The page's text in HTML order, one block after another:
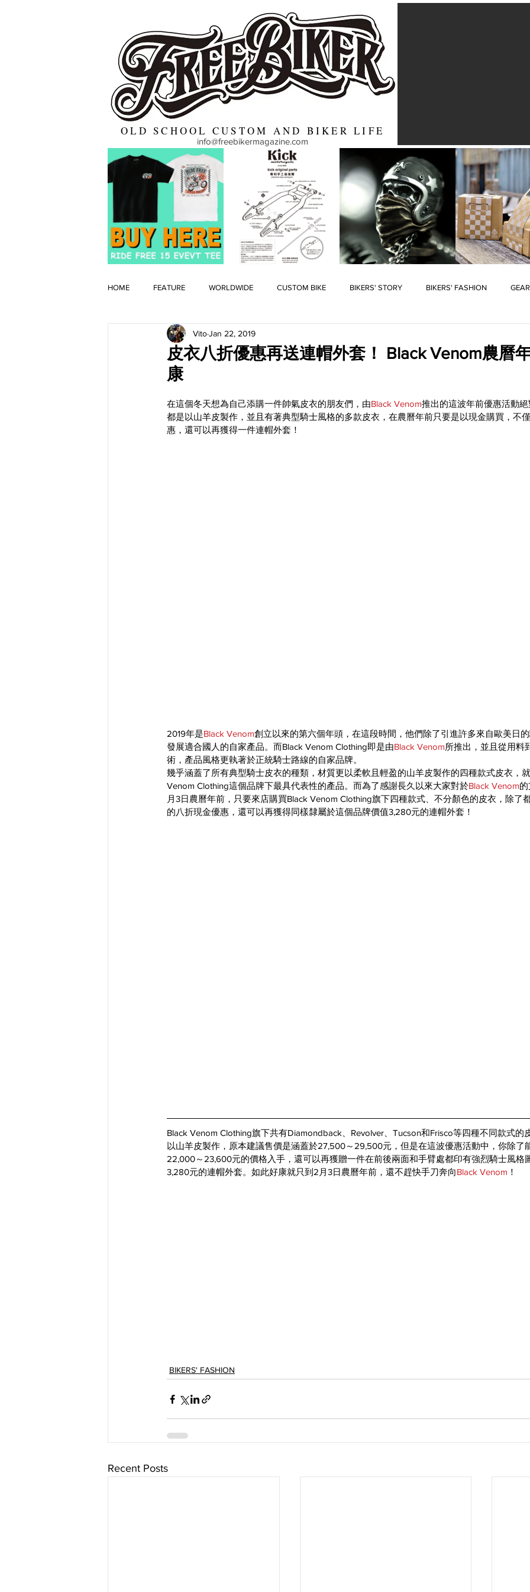
OLD SCHOOL CUSTOM AND BIKER LIFE
info@freebikermagazine.com
HOME FEATURE WORLDWIDE CUSTOM BIKE BIKERS' STORY BIKERS' FASHION
OLD TIMER
皮衣八折優惠再送連帽外套！ Black Venom農曆
康
VitoJan 22, 2019
在這個冬天想為自己添購一件帥氣皮衣的朋友們，由Black Venom推出的這波年前優惠活動
都是以山羊皮製作，並且有著典型騎士風格的多款皮衣，在農曆年前只要是以現金購買，不
惠，還可以再獲得一件連帽外套！
2019年是Black Venom創立以來的第六個年頭，在這段時間，他們除了引進許多來自歐美日
發展適合國人的自家產品。而Black Venom Clothing即是由Black Venom所推出，並且從用料
術，產品風格更執著於正統騎士路線的自家品牌。
幾乎涵蓋了所有典型騎士皮衣的種類，材質更以柔軟且輕盈的山羊皮製作的四種款式皮衣，
Venom Clothing這個品牌下最具代表性的產品。而為了感謝長久以來大家對於Black Venom
月3日農曆年前，只要來店購買Black Venom Clothing旗下四種款式、不分顏色的皮衣，除了
的八折現金優惠，還可以再獲得同樣隸屬於這個品牌價值3,280元的連帽外套！
Black Venom Clothing旗下共有Diamondback、Revolver、Tucson和Frisco等四種不同款式的
以山羊皮製作，原本建議售價是涵蓋於27,500～29,500元，但是在這波優惠活動中，你除了
22,000～23,600元的價格入手，還可以再獲贈一件在前後兩面和手臂處都印有強烈騎士風格
3,280元的連帽外套。如此好康就只到2月3日農曆年前，還不趕快手刀奔向Black Venom ！
BIKERS' FASHION
Recent Posts